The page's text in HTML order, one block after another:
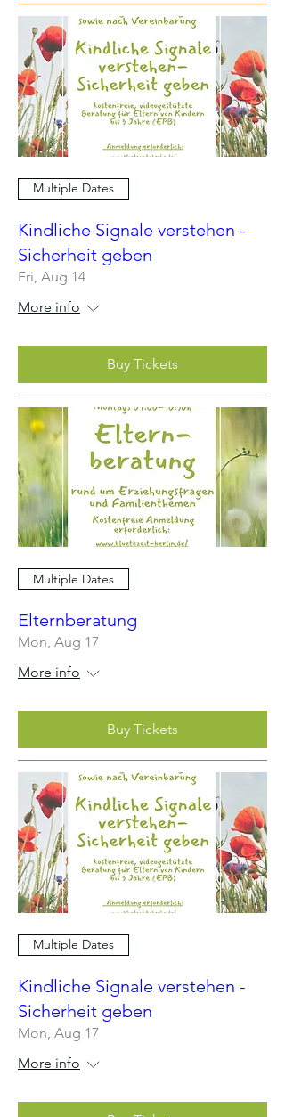
Multiple Dates
Kindliche Signale verstehen -
Sicherheit geben
Fri, Aug 14
More info
Buy Tickets
Multiple Dates
Elternberatung
Mon, Aug 17
More info
Buy Tickets
Multiple Dates
Kindliche Signale verstehen -
Sicherheit geben
Mon, Aug 17
More info